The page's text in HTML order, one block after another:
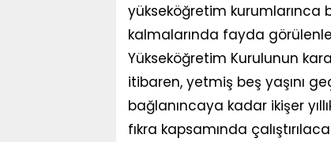
yükseköğretim
kalmalarında fayda
Yükseköğretim Kurulunun
itibaren, yetmiş beş yaşını
bağlanıncaya kadar ikişer
fıkra kapsamında